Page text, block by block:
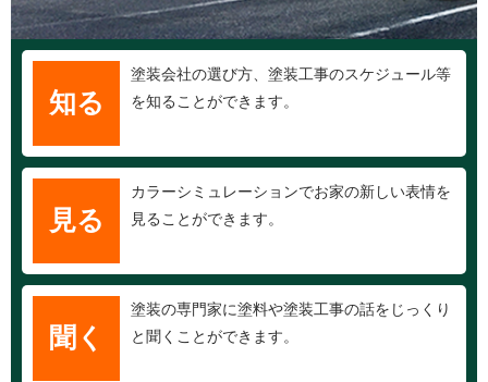
知る
塗装会社の選び方、塗装工事のスケジュール等
を知ることができます。
見る
カラーシミュレーションでお家の新しい表情を
見ることができます。
聞く
塗装の専門家に塗料や塗装工事の話をじっくり
と聞くことができます。